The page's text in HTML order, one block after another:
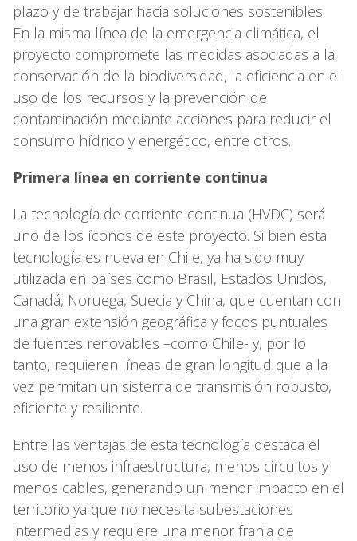
plazo y de trabajar hacia soluciones sostenibles.
En la misma línea de la emergencia climática, el
proyecto compromete las medidas asociadas a la
conservación de la biodiversidad, la eficiencia en el
uso de los recursos y la prevención de
contaminación mediante acciones para reducir el
consumo hídrico y energético, entre otros.
Primera línea en corriente continua
La tecnología de corriente continua (HVDC) será
uno de los íconos de este proyecto. Si bien esta
tecnología es nueva en Chile, ya ha sido muy
utilizada en países como Brasil, Estados Unidos,
Canadá, Noruega, Suecia y China, que cuentan con
una gran extensión geográfica y focos puntuales
de fuentes renovables –como Chile- y, por lo
tanto, requieren líneas de gran longitud que a la
vez permitan un sistema de transmisión robusto,
eficiente y resiliente.
Entre las ventajas de esta tecnología destaca el
uso de menos infraestructura, menos circuitos y
menos cables, generando un menor impacto en el
territorio ya que no necesita subestaciones
intermedias y requiere una menor franja de